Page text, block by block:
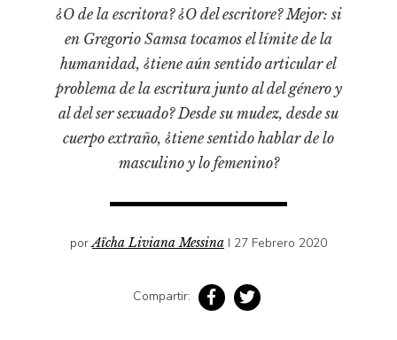
Libros usados
Literatura
Medioambiente
Narrativas visuales
Pensamiento ilustrado
¿O de la escritora? ¿O del escritore? Mejor: si
en Gregorio Samsa tocamos el límite de la
humanidad, ¿tiene aún sentido articular el
problema de la escritura junto al del género y
al del ser sexuado? Desde su mudez, desde su
cuerpo extraño, ¿tiene sentido hablar de lo
masculino y lo femenino?
porAïcha Liviana Messina I 27 Febrero 2020
Compartir: